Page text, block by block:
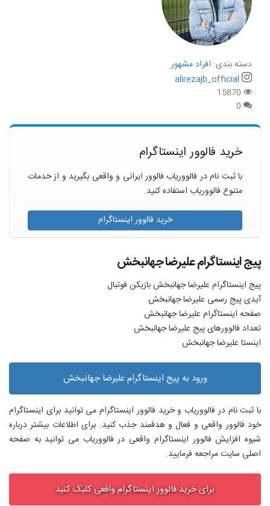
دسته بندی: افراد مشهور
alirezajb_official
خرید فالوور اینستاگرام
با ثبت نام در فالووریاب فالوور ایرانی و واقعی بگیرید و از خدمات
متنوع فالووریاب استفاده کنید.
خرید فالوور اینستاگرام
پیج اینستاگرام علیرضا جهانبخش
پیج اینستاگرام علیرضا جهانبخش بازیکن فوتبال
آیدی پیج رسمی علیرضا جهانبخش
صفحه اینستاگرام علیرضا جهانبخش
تعداد فالوورهای پیج علیرضا جهانبخش
اینستا علیرضا جهانبخش
ورود به پیج اینستاگرام علیرضا جهانبخش
با ثبت نام در فالووریاب و خرید فالوور اینستاگرام می توانید برای اینستاگرام
خود فالوور واقعی و فعال و هدفمند جذب کنید. برای اطلاعات بیشتر درباره
شیوه افزایش فالوور اینستاگرام واقعی در فالووریاب می توانید به صفحه
اصلی سایت مراجعه فرمایید.
برای خرید فالوور اینستاگرام واقعی کلیک کنید